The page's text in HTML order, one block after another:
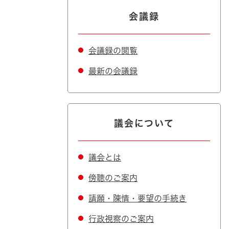
会議録
会議録の閲覧
最新の会議録
議会について
議会とは
傍聴のご案内
請願・陳情・要望の手続き
行政視察のご案内